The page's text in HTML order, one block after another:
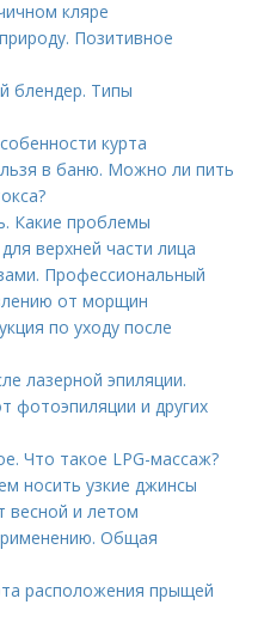
кляре
Позитивное
блендер. Типы
курта
в баню. Можно ли пить
Какие проблемы
верхней части лица
Профессиональный
от морщин
по уходу после
лазерной эпиляции.
фотоэпиляции и других
Что такое LPG-массаж?
носить узкие джинсы
весной и летом
Общая
расположения прыщей